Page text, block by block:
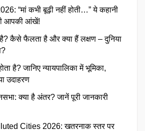
“मां कभी बूढ़ी नहीं होती…” ये कहानी
आपकी आंखें!
कैसे फैलता है और क्या हैं लक्षण – दुनिया
है? जानिए न्यायपालिका में भूमिका,
उदाहरण
क्या है अंतर? जानें पूरी जानकारी
Cities 2026: खतरनाक स्तर पर